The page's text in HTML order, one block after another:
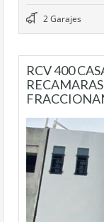
2 Garajes
RCV 400